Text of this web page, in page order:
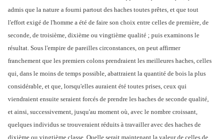
admis que la nature a fourni partout des haches toutes prêtes, et que tout
l'effort exigé de l'homme a été de faire son choix entre celles de première, de
seconde, de troisième, dixième ou vingtième qualité ; puis examinons le
résultat. Sous l'empire de pareilles circonstances, on peut affirmer
franchement que les premiers colons prendraient les meilleures haches, celles
qui, dans le moins de temps possible, abattraient la quantité de bois la plus
considérable, et que, lorsqu'elles auraient été toutes prises, ceux qui
viendraient ensuite seraient forcés de prendre les haches de seconde qualité,
et ainsi, successivement, jusqu'au moment où, avec le nombre croissant,
quelques individus se trouveraient réduits à travailler avec des haches de
dixième ou vingtième classe. Quelle serait maintenant la valeur de celles de